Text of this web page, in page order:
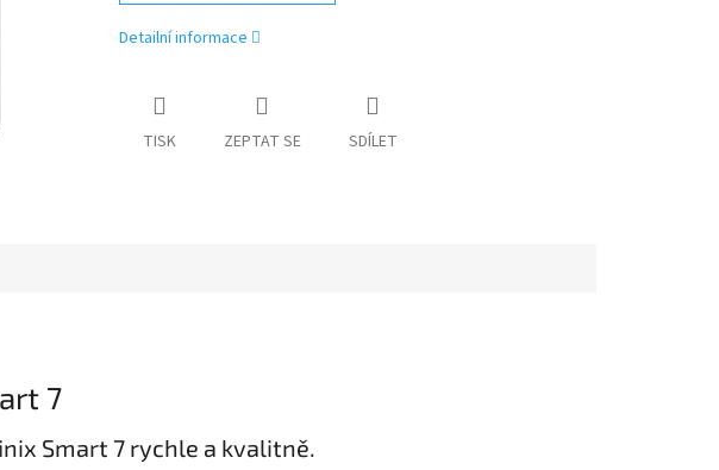
Detailní informace
TISK ZEPTAT SE SDÍLET
7
Smart 7 rychle a kvalitně.